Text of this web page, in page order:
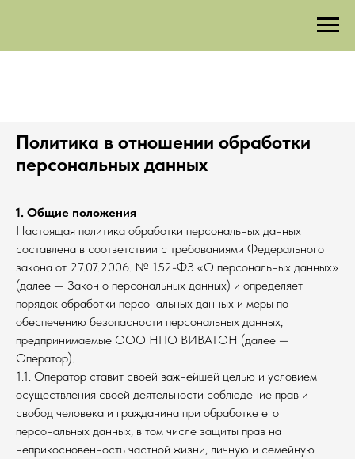
Политика в отношении обработки
персональных данных
1. Общие положения
Настоящая политика обработки персональных данных
составлена в соответствии с требованиями Федерального
закона от 27.07.2006. № 152-ФЗ «О персональных данных»
(далее — Закон о персональных данных) и определяет
порядок обработки персональных данных и меры по
обеспечению безопасности персональных данных,
предпринимаемые ООО НПО ВИВАТОН (далее —
Оператор).
1.1. Оператор ставит своей важнейшей целью и условием
осуществления своей деятельности соблюдение прав и
свобод человека и гражданина при обработке его
персональных данных, в том числе защиты прав на
неприкосновенность частной жизни, личную и семейную